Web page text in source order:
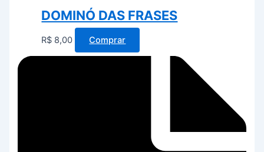
DOMINÓ DAS FRASES
R$ 8,00 Comprar